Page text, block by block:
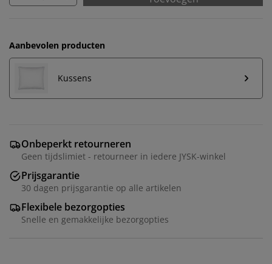
Aanbevolen producten
Kussens
Onbeperkt retourneren
Geen tijdslimiet - retourneer in iedere JYSK-winkel
Prijsgarantie
30 dagen prijsgarantie op alle artikelen
Flexibele bezorgopties
Snelle en gemakkelijke bezorgopties